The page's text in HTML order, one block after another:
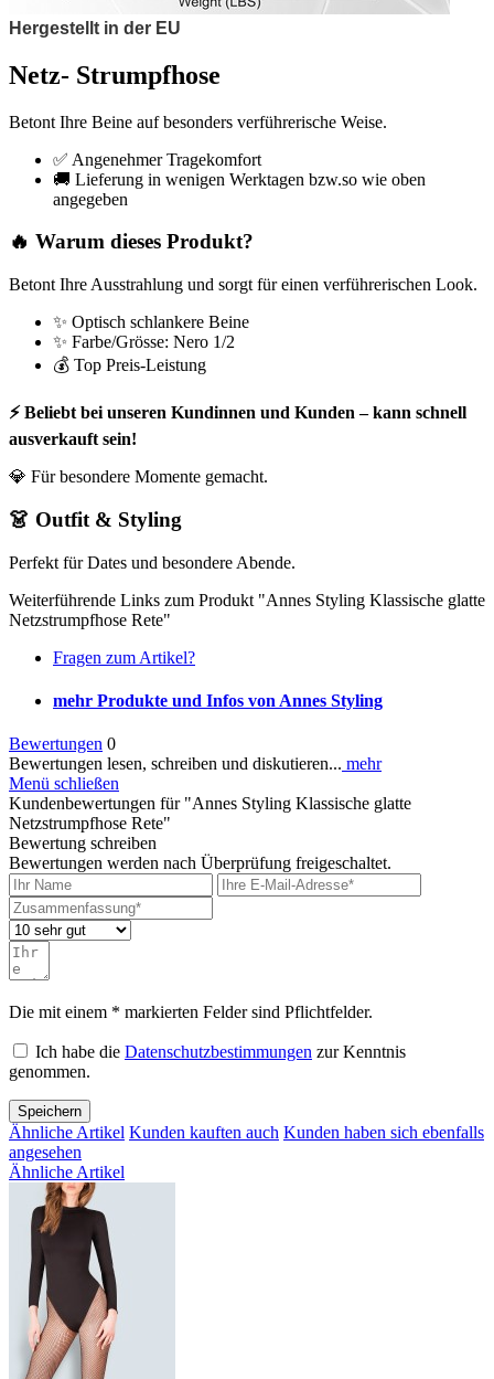
Hergestellt in der EU
Netz- Strumpfhose
Betont Ihre Beine auf besonders verführerische Weise.
✅ Angenehmer Tragekomfort
🚚 Lieferung in wenigen Werktagen bzw.so wie oben
angegeben
🔥 Warum dieses Produkt?
Betont Ihre Ausstrahlung und sorgt für einen verführerischen Look.
✨ Optisch schlankere Beine
✨ Farbe/Grösse: Nero 1/2
💰 Top Preis-Leistung
⚡ Beliebt bei unseren Kundinnen und Kunden – kann schnell
ausverkauft sein!
💎 Für besondere Momente gemacht.
👗 Outfit & Styling
Perfekt für Dates und besondere Abende.
Weiterführende Links zum Produkt "Annes Styling Klassische glatte
Netzstrumpfhose Rete"
Fragen zum Artikel?
mehr Produkte und Infos von Annes Styling
Bewertungen 0
Bewertungen lesen, schreiben und diskutieren... mehr
Menü schließen
Kundenbewertungen für "Annes Styling Klassische glatte
Netzstrumpfhose Rete"
Bewertung schreiben
Bewertungen werden nach Überprüfung freigeschaltet.
Die mit einem * markierten Felder sind Pflichtfelder.
Ich habe die Datenschutzbestimmungen zur Kenntnis
genommen.
Speichern
Ähnliche Artikel Kunden kauften auch Kunden haben sich ebenfalls
angesehen
Ähnliche Artikel